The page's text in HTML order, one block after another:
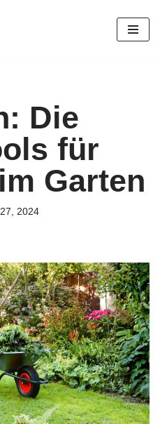
Die
für
Garten
2024